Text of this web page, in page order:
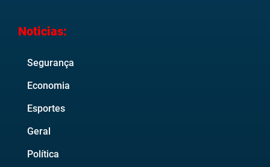
Noticias:
Segurança
Economia
Esportes
Geral
Política